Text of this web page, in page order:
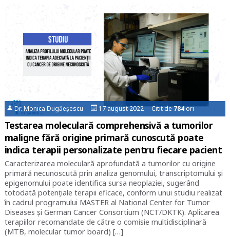
Dr. Monica Dugăeșescu 17 august 2022 Citit de784ori
Testarea moleculară comprehensivă a tumorilor
maligne fără origine primară cunoscută poate
indica terapii personalizate pentru fiecare pacient
Caracterizarea moleculară aprofundată a tumorilor cu origine
primară necunoscută prin analiza genomului, transcriptomului şi
epigenomului poate identifica sursa neoplaziei, sugerând
totodată potenţiale terapii eficace, conform unui studiu realizat
în cadrul programului MASTER al National Center for Tumor
Diseases şi German Cancer Consortium (NCT/DKTK). Aplicarea
terapiilor recomandate de către o comisie multidisciplinară
(MTB, molecular tumor board) […]